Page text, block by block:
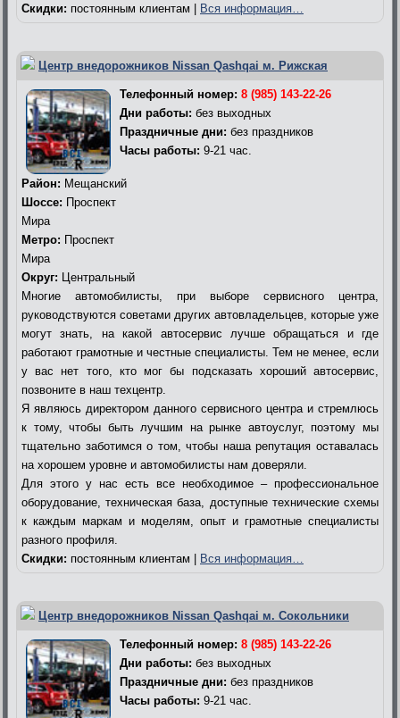
Скидки: постоянным клиентам | Вся информация…
Центр внедорожников Nissan Qashqai м. Рижская
Телефонный номер: 8 (985) 143-22-26
Дни работы: без выходных
Праздничные дни: без праздников
Часы работы: 9-21 час.
Район: Мещанский
Шоссе: Проспект
Мира
Метро: Проспект
Мира
Округ: Центральный
Многие автомобилисты, при выборе сервисного центра,
руководствуются советами других автовладельцев, которые уже
могут знать, на какой автосервис лучше обращаться и где
работают грамотные и честные специалисты. Тем не менее, если
у вас нет того, кто мог бы подсказать хороший автосервис,
позвоните в наш техцентр.
Я являюсь директором данного сервисного центра и стремлюсь
к тому, чтобы быть лучшим на рынке автоуслуг, поэтому мы
тщательно заботимся о том, чтобы наша репутация оставалась
на хорошем уровне и автомобилисты нам доверяли.
Для этого у нас есть все необходимое – профессиональное
оборудование, техническая база, доступные технические схемы
к каждым маркам и моделям, опыт и грамотные специалисты
разного профиля.
Скидки: постоянным клиентам | Вся информация…
Центр внедорожников Nissan Qashqai м. Сокольники
Телефонный номер: 8 (985) 143-22-26
Дни работы: без выходных
Праздничные дни: без праздников
Часы работы: 9-21 час.